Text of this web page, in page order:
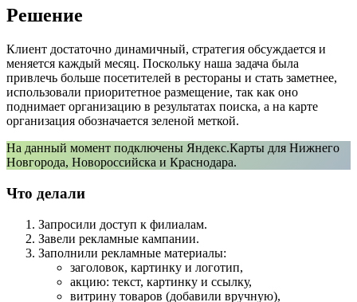
Решение
Клиент достаточно динамичный, стратегия обсуждается и
меняется каждый месяц. Поскольку наша задача была
привлечь больше посетителей в рестораны и стать заметнее,
использовали приоритетное размещение, так как оно
поднимает организацию в результатах поиска, а на карте
организация обозначается зеленой меткой.
На данный момент подключены Яндекс.Карты для Нижнего
Новгорода, Новороссийска и Краснодара.
Что делали
Запросили доступ к филиалам.
Завели рекламные кампании.
Заполнили рекламные материалы:
заголовок, картинку и логотип,
акцию: текст, картинку и ссылку,
витрину товаров (добавили вручную),